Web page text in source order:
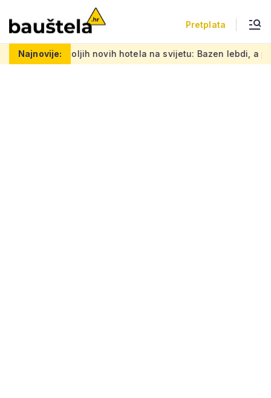
Pretplata
Najnovije:
novih hotela na svijetu: Bazen lebdi, a prirodna ventilacija